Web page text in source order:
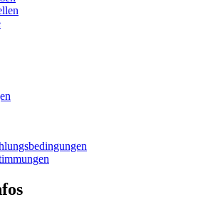
Umwelt
LDPE und LDPE DKT
Werbetaschen-Blog